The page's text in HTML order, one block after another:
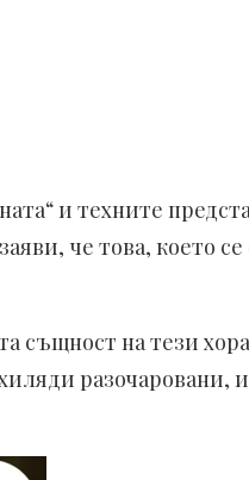
и техните
че това, което
същност на тези
разочаровани,